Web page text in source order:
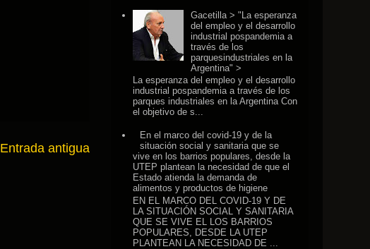
Entrada antigua
Gacetilla > "La esperanza
del empleo y el desarrollo
industrial pospandemia a
través de los
parquesindustriales en la
Argentina" >
La esperanza del empleo y el desarrollo
industrial pospandemia a través de los
parques industriales en la Argentina Con
el objetivo de s...
En el marco del covid-19 y de la
situación social y sanitaria que se
vive en los barrios populares, desde la
UTEP plantean la necesidad de que el
Estado atienda la demanda de
alimentos y productos de higiene
EN EL MARCO DEL COVID-19 Y DE
LA SITUACIÓN SOCIAL Y SANITARIA
QUE SE VIVE EL LOS BARRIOS
POPULARES, DESDE LA UTEP
PLANTEAN LA NECESIDAD DE ...